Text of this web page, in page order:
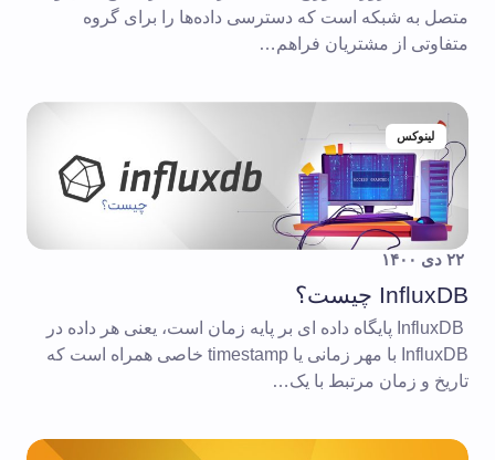
متصل به شبکه است که دسترسی داده‌ها را برای گروه
متفاوتی از مشتریان فراهم…
لینوکس
۲۲ دی ۱۴۰۰
InfluxDB چیست؟
InfluxDB پایگاه داده ای بر پایه زمان است، یعنی هر داده در
InfluxDB با مهر زمانی یا timestamp خاصی همراه است که
تاریخ و زمان مرتبط با یک…